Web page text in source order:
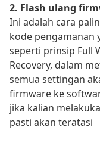
2. Flash ulang
Ini adalah cara
kode pengamanan
seperti prinsip Full
Recovery, dalam
semua settingan
firmware ke
jika kalian
pasti akan teratasi